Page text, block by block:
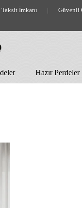
İmkanı | Güvenli
Hazır Perdeler